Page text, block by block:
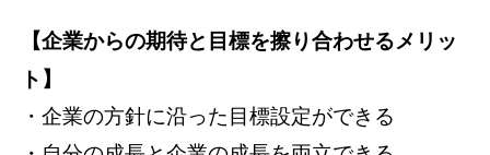
【企業からの期待と目標を擦り合わせるメリッ
ト】
・企業の方針に沿った目標設定ができる